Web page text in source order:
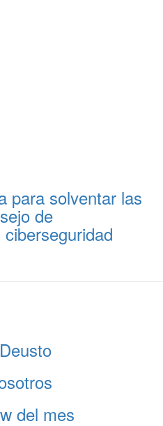
para solventar las
de
del mes